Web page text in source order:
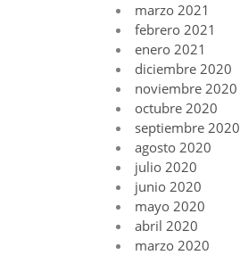
marzo 2021
febrero 2021
enero 2021
diciembre 2020
noviembre 2020
octubre 2020
septiembre 2020
agosto 2020
julio 2020
junio 2020
mayo 2020
abril 2020
marzo 2020